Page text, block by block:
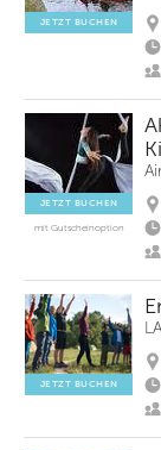
JETZT BUCHEN
JETZT BUCHEN
mit Gutscheinoption
JETZT BUCHEN